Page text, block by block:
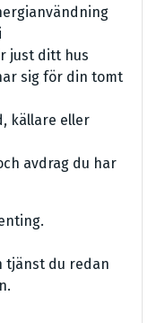
just ditt hus
sig för din tomt
källare eller
avdrag du har
tjänst du redan